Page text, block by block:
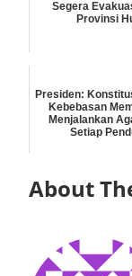
Segera
Provinsi
Presiden:
Kebebasan
Menjalankan
Setiap
About